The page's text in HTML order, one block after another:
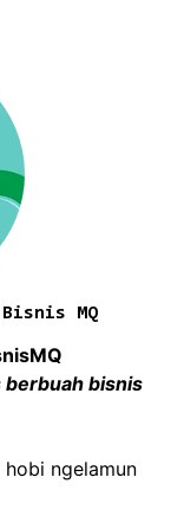
MQ
berbuah bisnis
hobi ngelamun